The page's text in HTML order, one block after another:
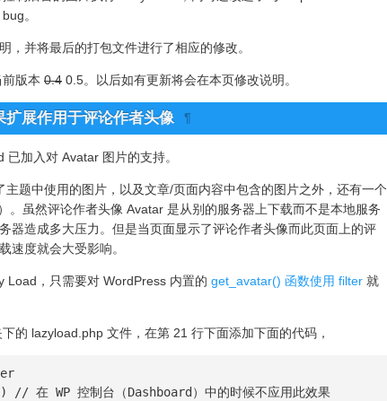
。
，并将最后的打包文件进行了相应的修改。
版本 0.4 0.5。以后如有更新将会在本页修改说明。
展作用于评论作者头像 ¶
已加入对 Avatar 图片的支持。
主题中使用的图片，以及文章/页面内容中包含的图片之外，还有一个
。虽然评论作者头像 Avatar 是从别的服务器上下载而不是本地服务
器造成多大压力。但是当页面显示了评论作者头像而此页面上的评
速度就会大受影响。
Load，只需要对 WordPress 内置的 get_avatar() 函数使用 filter 就
的 lazyload.php 文件，在第 21 行下面添加下面的代码，
WP 控制台（Dashboard）中的时候不应用此效果